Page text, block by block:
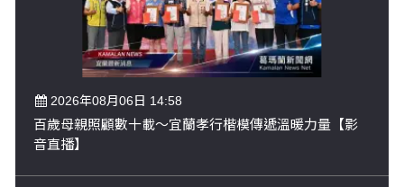
2026年08月06日 14:58
百歲母親照顧數十載～宜蘭孝行楷模傳遞溫暖力量【影
音直播】